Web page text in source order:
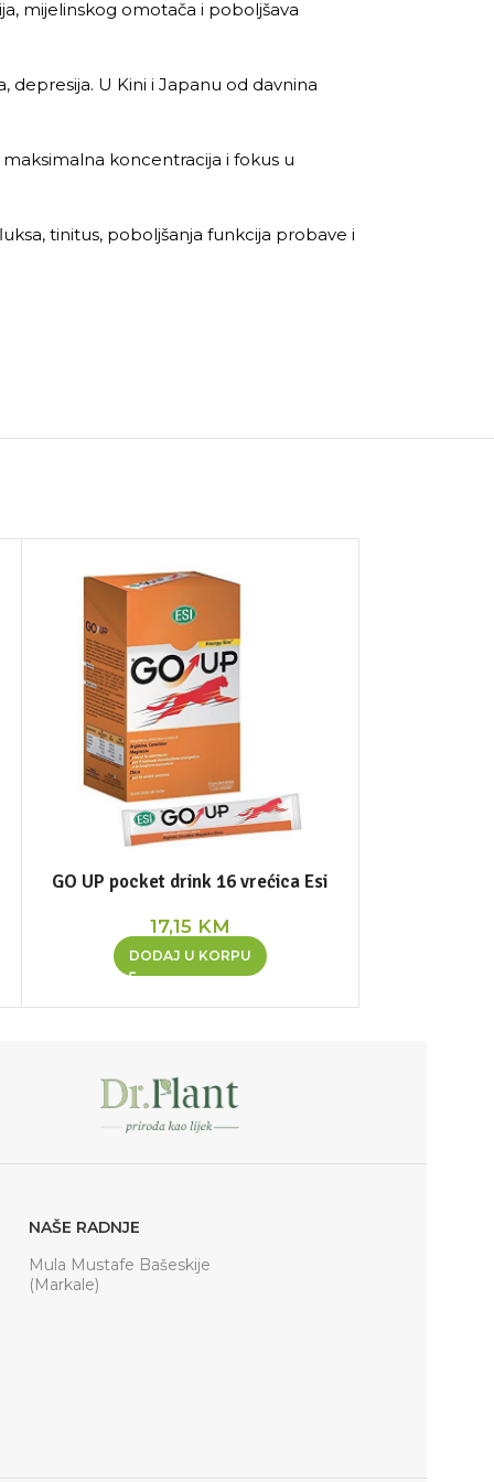
mijelinskog omotača i poboljšava
U Kini i Japanu od davnina
koncentracija i fokus u
tinitus, poboljšanja funkcija probave i
GO UP pocket drink 16 vrećica Esi
17,15 KM
DODAJ U KORPU
NAŠE RADNJE
Mula Mustafe Bašeskije
(Markale)